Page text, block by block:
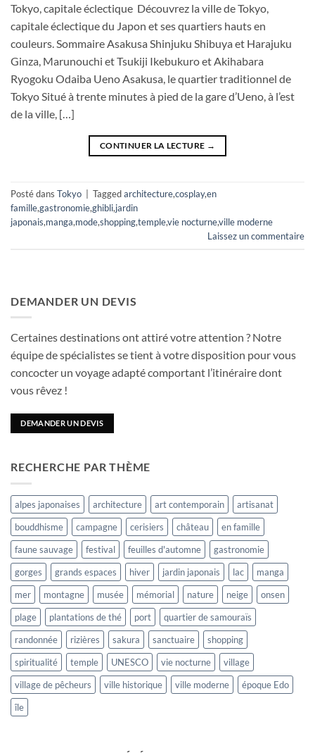
Tokyo, capitale éclectique Découvrez la ville de Tokyo,
capitale éclectique du Japon et ses quartiers hauts en
couleurs. Sommaire Asakusa Shinjuku Shibuya et Harajuku
Ginza, Marunouchi et Tsukiji Ikebukuro et Akihabara
Ryogoku Odaiba Ueno Asakusa, le quartier traditionnel de
Tokyo Situé à trente minutes à pied de la gare d’Ueno, à l’est
de la ville, […]
CONTINUER LA LECTURE →
Posté dans Tokyo Taggedarchitecture,cosplay,en
famille,gastronomie,ghibli,jardin
japonais,manga,mode,shopping,temple,vie nocturne,ville moderne
Laissez un commentaire
DEMANDER UN DEVIS
Certaines destinations ont attiré votre attention ? Notre
équipe de spécialistes se tient à votre disposition pour vous
concocter un voyage adapté comportant l’itinéraire dont
vous rêvez !
DEMANDER UN DEVIS
RECHERCHE PAR THÈME
alpes japonaises architecture art contemporain
artisanat
bouddhisme
campagne cerisiers château
en famille
faune sauvage
festival feuilles d'automne
gastronomie
gorges
grands espaces hiver jardin japonais lac
manga
mer
montagne musée mémorial nature neige
onsen
plage
plantations de thé port
quartier de samouraïs
randonnée
rizières sakura sanctuaire
shopping
spiritualité
temple UNESCO vie nocturne
village
village de pêcheurs
ville historique ville moderne
époque Edo
île